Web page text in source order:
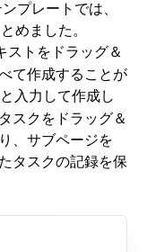
プレートでは、
めました。
ストをドラッグ＆
て作成することが
と入力して作成し
スクをドラッグ＆
、サブページを
タスクの記録を保